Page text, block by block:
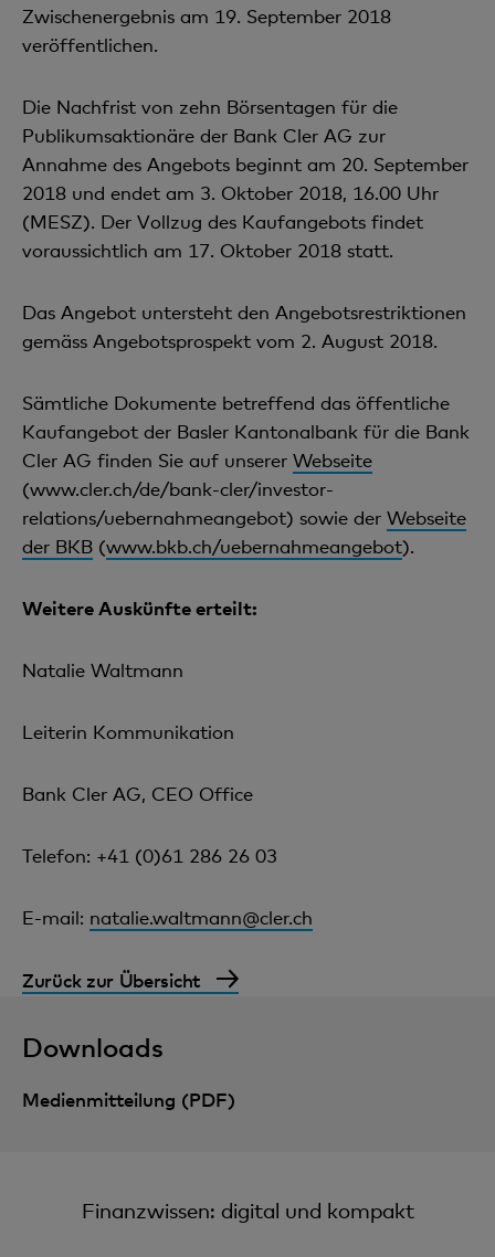
Zwischenergebnis am 19. September 2018
veröffentlichen.
Die Nachfrist von zehn Börsentagen für die
Publikumsaktionäre der Bank Cler AG zur
Annahme des Angebots beginnt am 20. September
2018 und endet am 3. Oktober 2018, 16.00 Uhr
(MESZ). Der Vollzug des Kaufangebots findet
voraussichtlich am 17. Oktober 2018 statt.
Das Angebot untersteht den Angebotsrestriktionen
gemäss Angebotsprospekt vom 2. August 2018.
Sämtliche Dokumente betreffend das öffentliche
Kaufangebot der Basler Kantonalbank für die Bank
Cler AG finden Sie auf unserer Webseite
(www.cler.ch/de/bank-cler/investor-
relations/uebernahmeangebot) sowie der Webseite
der BKB (www.bkb.ch/uebernahmeangebot).
Weitere Auskünfte erteilt:
Natalie Waltmann
Leiterin Kommunikation
Bank Cler AG, CEO Office
Telefon: +41 (0)61 286 26 03
E-mail: natalie.waltmann@cler.ch
Zurück zur Übersicht
Downloads
Medienmitteilung (PDF)
Finanzwissen: digital und kompakt